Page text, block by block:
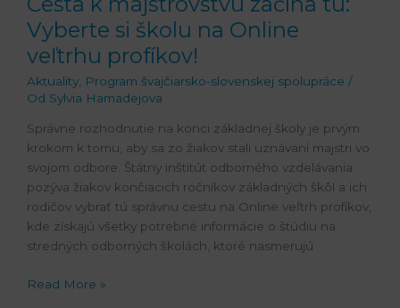
Vyberte si školu na Online
veľtrhu profíkov!
Aktuality Program švajčiarsko-slovenskej spolupráce /
Od Sylvia Hamadejova
Správne rozhodnutie na konci základnej školy je prvým
krokom k tomu, aby sa zo žiakov stali uznávaní majstri vo
svojom odbore. Štátny inštitút odborného vzdelávania
pozýva žiakov končiacich ročníkov základných škôl a ich
rodičov vybrať tú správnu cestu na Online veľtrh profíkov,
kde získajú všetky potrebné informácie o štúdiu na
stredných odborných školách, ktoré nasmerujú
Read More »